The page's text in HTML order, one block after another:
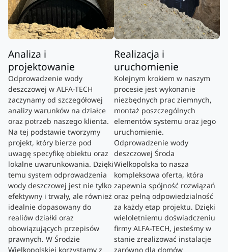
Analiza i
projektowanie
Odprowadzenie wody
deszczowej w ALFA-TECH
zaczynamy od szczegółowej
analizy warunków na działce
oraz potrzeb naszego klienta.
Na tej podstawie tworzymy
projekt, który bierze pod
uwagę specyfikę obiektu oraz
lokalne uwarunkowania. Dzięki
temu system odprowadzenia
wody deszczowej jest nie tylko
efektywny i trwały, ale również
idealnie dopasowany do
realiów działki oraz
obowiązujących przepisów
prawnych. W Środzie
Wielkopolskiej korzystamy z
Realizacja i
uruchomienie
Kolejnym krokiem w naszym
procesie jest wykonanie
niezbędnych prac ziemnych,
montaż poszczególnych
elementów systemu oraz jego
uruchomienie.
Odprowadzenie wody
deszczowej Środa
Wielkopolska to nasza
kompleksowa oferta, która
zapewnia spójność rozwiązań
oraz pełną odpowiedzialność
za każdy etap projektu. Dzięki
wieloletniemu doświadczeniu
firmy ALFA-TECH, jesteśmy w
stanie zrealizować instalacje
zarówno dla domów